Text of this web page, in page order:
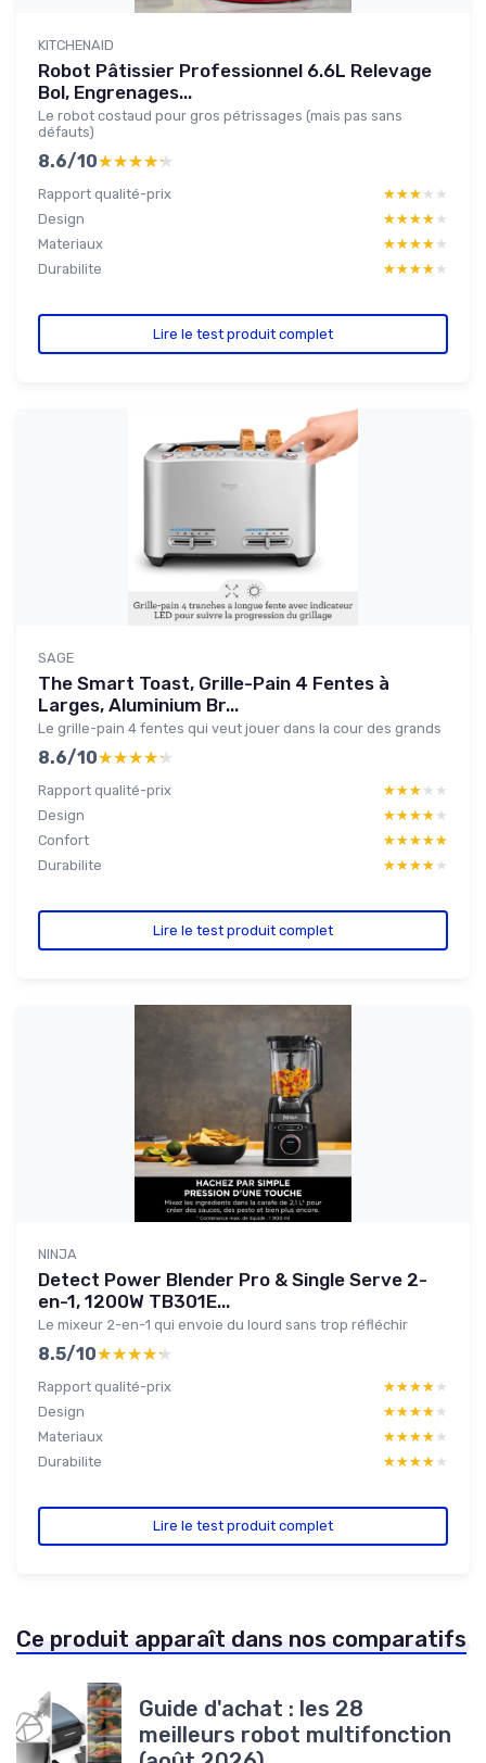
KITCHENAID
Robot Pâtissier Professionnel 6.6L Relevage
Bol, Engrenages...
Le robot costaud pour gros pétrissages (mais pas sans
défauts)
8.6/10★★★★★
★★★★★
Rapport qualité-prix ★★★★★
★★★★★
Design
★★★★★
★★★★★
Materiaux
★★★★★
★★★★★
Durabilite
★★★★★
★★★★★
Lire le test produit complet
SAGE
The Smart Toast, Grille-Pain 4 Fentes à
Larges, Aluminium Br...
Le grille-pain 4 fentes qui veut jouer dans la cour des grands
8.6/10★★★★★
★★★★★
Rapport qualité-prix ★★★★★
★★★★★
Design
★★★★★
★★★★★
Confort
★★★★★
★★★★★
Durabilite
★★★★★
★★★★★
Lire le test produit complet
NINJA
Detect Power Blender Pro & Single Serve 2-
en-1, 1200W TB301E...
Le mixeur 2-en-1 qui envoie du lourd sans trop réfléchir
8.5/10★★★★★
★★★★★
Rapport qualité-prix ★★★★★
★★★★★
Design
★★★★★
★★★★★
Materiaux
★★★★★
★★★★★
Durabilite
★★★★★
★★★★★
Lire le test produit complet
Ce produit apparaît dans nos comparatifs
Guide d'achat : les 28
meilleurs robot multifonction